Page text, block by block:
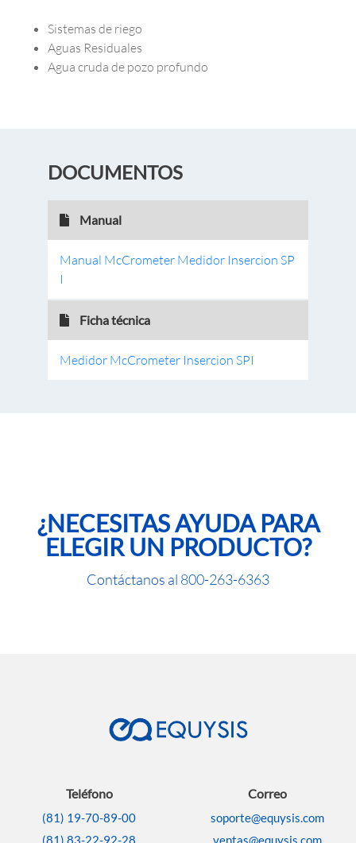
Sistemas de riego
Aguas Residuales
Agua cruda de pozo profundo
DOCUMENTOS
Manual
Manual McCrometer Medidor Insercion SP
I
Ficha técnica
Medidor McCrometer Insercion SPI
¿NECESITAS AYUDA PARA
ELEGIR UN PRODUCTO?
Contáctanos al 800-263-6363
Teléfono
(81) 19-70-89-00
(81) 83-22-92-28
Correo
soporte@equysis.com
ventas@equysis.com